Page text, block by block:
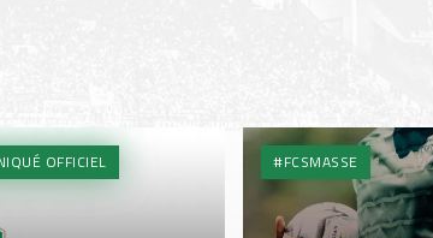
OFFICIEL #FCSMASSE